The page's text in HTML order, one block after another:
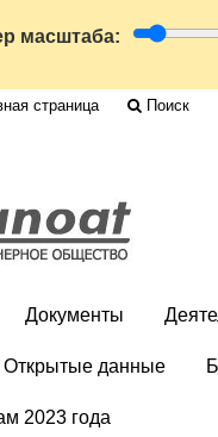
масштаба:
страница Поиск
Документы
Открытые данные
2023 года